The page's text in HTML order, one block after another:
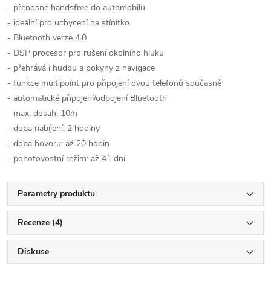
- přenosné handsfree do automobilu
- ideální pro uchycení na stínítko
- Bluetooth verze 4.0
- DSP procesor pro rušení okolního hluku
- přehrává i hudbu a pokyny z navigace
- funkce multipoint pro připojení dvou telefonů současně
- automatické připojení/odpojení Bluetooth
- max. dosah: 10m
- doba nabíjení: 2 hodiny
- doba hovoru: až 20 hodin
- pohotovostní režim: až 41 dní
Parametry produktu
Recenze (4)
Diskuse